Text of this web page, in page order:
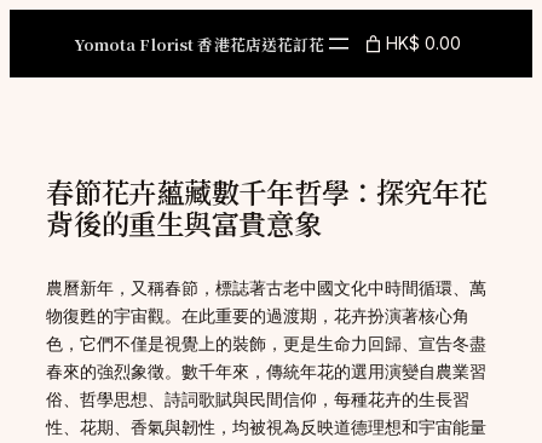
Yomota Florist 香港花店送花訂花 HK$ 0.00
春節花卉蘊藏數千年哲學：探究年花
背後的重生與富貴意象
農曆新年，又稱春節，標誌著古老中國文化中時間循環、萬
物復甦的宇宙觀。在此重要的過渡期，花卉扮演著核心角
色，它們不僅是視覺上的裝飾，更是生命力回歸、宣告冬盡
春來的強烈象徵。數千年來，傳統年花的選用演變自農業習
俗、哲學思想、詩詞歌賦與民間信仰，每種花卉的生長習
性、花期、香氣與韌性，均被視為反映道德理想和宇宙能量